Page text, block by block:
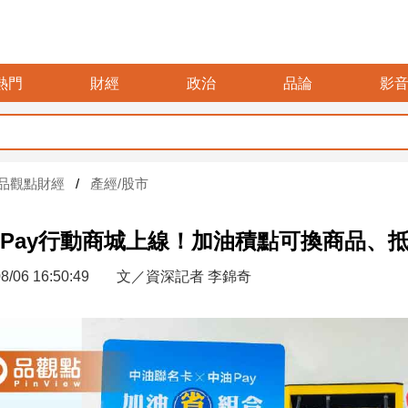
門 財經 政治 品論 影音
觀點財經 產經/股市
行動商城上線！加油積點可換商品、
06 16:50:49 文／資深記者 李錦奇